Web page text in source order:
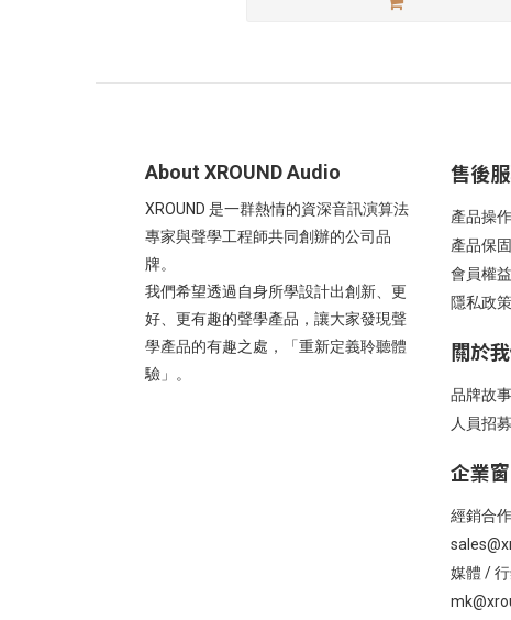
About XROUND Audio
XROUND 是一群熱情的資深音訊演算法
專家與聲學工程師共同創辦的公司品
牌。
我們希望透過自身所學設計出創新、更
好、更有趣的聲學產品，讓大家發現聲
學產品的有趣之處，「重新定義聆聽體
驗」。
售後
產品操
產品保
會員權
隱私政策
關於
品牌故事
人員招募
企業
經銷合
媒體 /